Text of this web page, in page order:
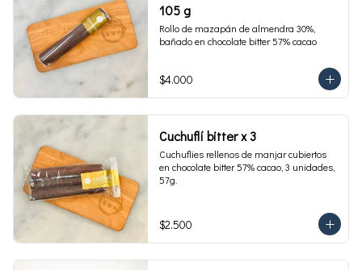
105 g
Rollo de mazapán de almendra 30%,
bañado en chocolate bitter 57% cacao
$4.000
Cuchuflí bitter x 3
Cuchuflies rellenos de manjar cubiertos
en chocolate bitter 57% cacao, 3 unidades,
57g.
$2.500